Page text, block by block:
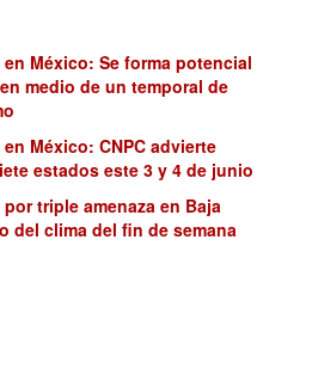
México: Se forma potencial
medio de un temporal de
México: CNPC advierte
estados este 3 y 4 de junio
triple amenaza en Baja
del clima del fin de semana